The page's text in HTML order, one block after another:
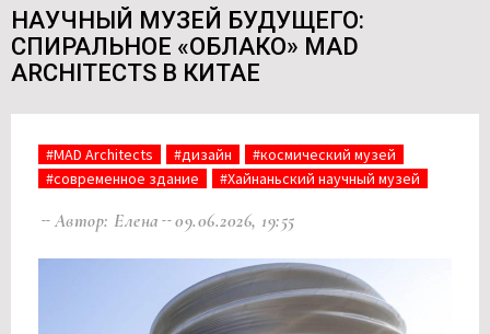
НАУЧНЫЙ МУЗЕЙ БУДУЩЕГО:
СПИРАЛЬНОЕ «ОБЛАКО» MAD
ARCHITECTS В КИТАЕ
#MAD Architects #дизайн
#космический музей
#современное здание
#Хайнаньский научный музей
Автор: Елена 09.06.2026, 19:55